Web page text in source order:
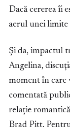
Dacă cererea îi
aerul unei limite
Și da, impactul
Angelina,
moment în care
comentată
relație
Brad Pitt.